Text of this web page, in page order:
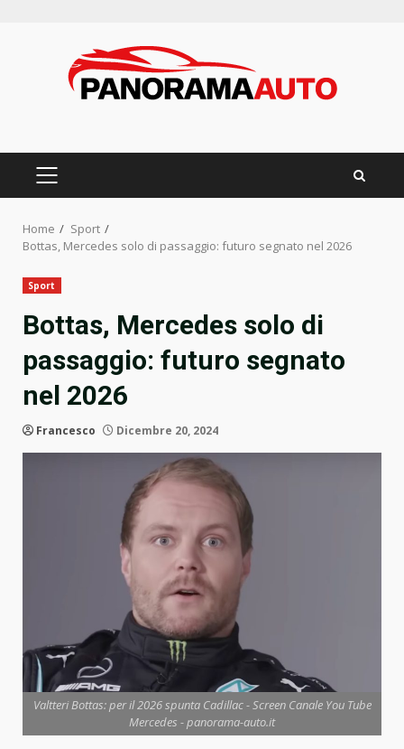
PRIMARY
Home
Sport
Bottas, Mercedes solo di passaggio: futuro segnato nel 2026
Sport
Bottas, Mercedes solo di
passaggio: futuro segnato
nel 2026
Francesco Dicembre 20, 2024
Valtteri Bottas: per il 2026 spunta Cadillac - Screen Canale You Tube
Mercedes - panorama-auto.it